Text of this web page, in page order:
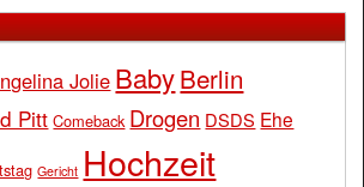
Jolie BabyBerlin
Pitt Comeback Drogen DSDS Ehe
Gericht Hochzeit